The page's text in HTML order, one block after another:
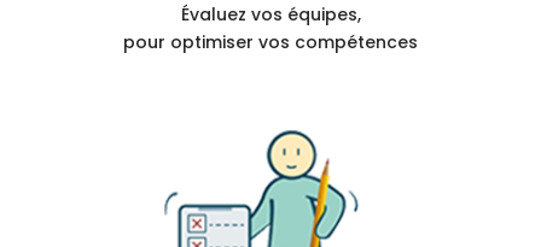
Évaluez vos équipes,
pour optimiser vos compétences